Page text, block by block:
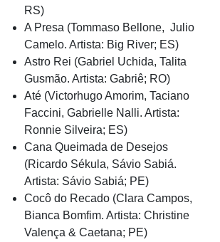
RS)
A Presa (Tommaso Bellone, Julio
Camelo. Artista: Big River; ES)
Astro Rei (Gabriel Uchida, Talita
Gusmão. Artista: Gabriê; RO)
Até (Victorhugo Amorim, Taciano
Faccini, Gabrielle Nalli. Artista:
Ronnie Silveira; ES)
Cana Queimada de Desejos
(Ricardo Sékula, Sávio Sabiá.
Artista: Sávio Sabiá; PE)
Cocô do Recado (Clara Campos,
Bianca Bomfim. Artista: Christine
Valença & Caetana; PE)